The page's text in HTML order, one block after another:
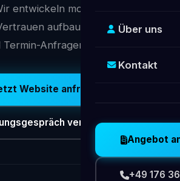
Über uns
Kontakt
Angebot
+49 176
entwickeln moderne Praxis-
aufbauen, professionell
Anfragen erleichtern.
Website anfragen
vereinbaren